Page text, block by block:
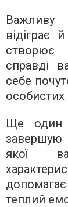
Важливу
відіграє
створює
справді
себе
Ще один
завершую
якої
теплий